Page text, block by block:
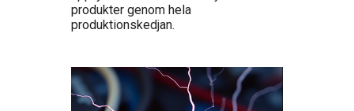
produkter genom hela
produktionskedjan.